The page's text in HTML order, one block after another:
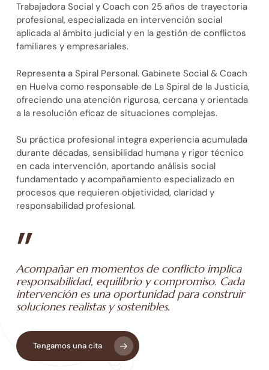
Trabajadora Social y Coach con 25 años de trayectoria
profesional, especializada en intervención social
aplicada al ámbito judicial y en la gestión de conflictos
familiares y empresariales.
Representa a Spiral Personal. Gabinete Social & Coach
en Huelva como responsable de La Spiral de la Justicia,
ofreciendo una atención rigurosa, cercana y orientada
a la resolución eficaz de situaciones complejas.
Su práctica profesional integra experiencia acumulada
durante décadas, sensibilidad humana y rigor técnico
en cada intervención, aportando análisis social
fundamentado y acompañamiento especializado en
procesos que requieren objetividad, claridad y
responsabilidad profesional.
”
Acompañar en momentos de conflicto implica
responsabilidad, equilibrio y compromiso. Cada
intervención es una oportunidad para construir
soluciones realistas y sostenibles.
Tengamos una cita